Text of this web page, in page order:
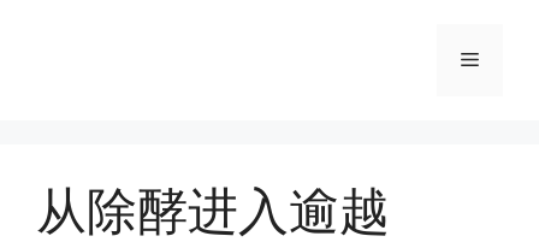
Menu
从除酵进入逾越